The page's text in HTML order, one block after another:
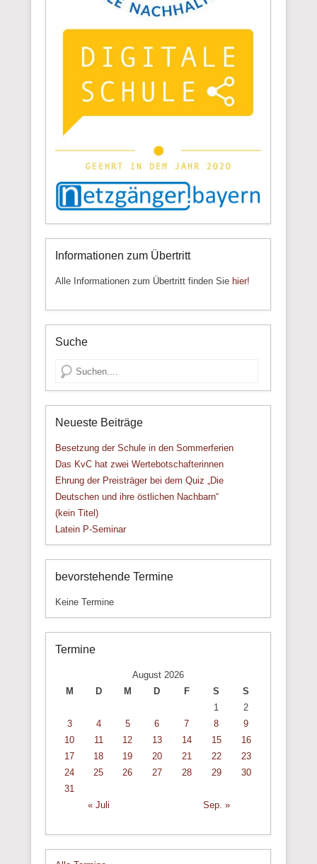
Informationen zum Übertritt
Alle Informationen zum Übertritt finden Sie hier!
Suche
Suche
Neueste Beiträge
Besetzung der Schule in den Sommerferien
Das KvC hat zwei Wertebotschafterinnen
Ehrung der Preisträger bei dem Quiz „Die
Deutschen und ihre östlichen Nachbarn“
(kein Titel)
Latein P-Seminar
bevorstehende Termine
Keine Termine
Termine
August 2026
M
D M D F S
S
1
2
3
4 5 6 7 8
9
10
11 12 13 14 15
16
17
18 19 20 21 22
23
24
25 26 27 28 29
30
31
« Juli
Sep. »